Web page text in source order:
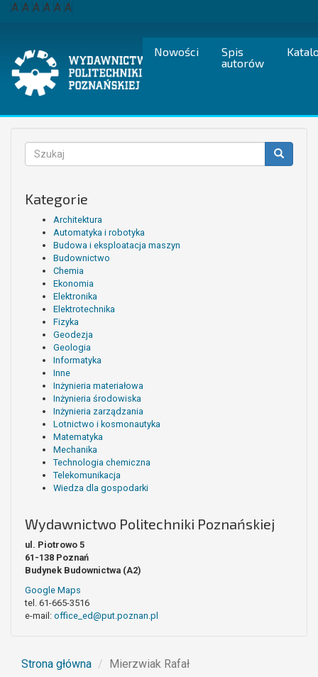
Przejdź
A A A A A A
Nowości
Spis
autorów
Formularz
wyszukiwania
Kategorie
Architektura
Automatyka i robotyka
Budowa i eksploatacja maszyn
Budownictwo
Chemia
Ekonomia
Elektronika
Elektrotechnika
Fizyka
Geodezja
Geologia
Informatyka
Inne
Inżynieria materiałowa
Inżynieria środowiska
Inżynieria zarządzania
Lotnictwo i kosmonautyka
Matematyka
Mechanika
Technologia chemiczna
Telekomunikacja
Wiedza dla gospodarki
Wydawnictwo Politechniki Poznańskiej
ul. Piotrowo 5
61-138 Poznań
Budynek Budownictwa (A2)
Google Maps
tel. 61-665-3516
e-mail: office_ed@put.poznan.pl
Strona główna Mierzwiak Rafał